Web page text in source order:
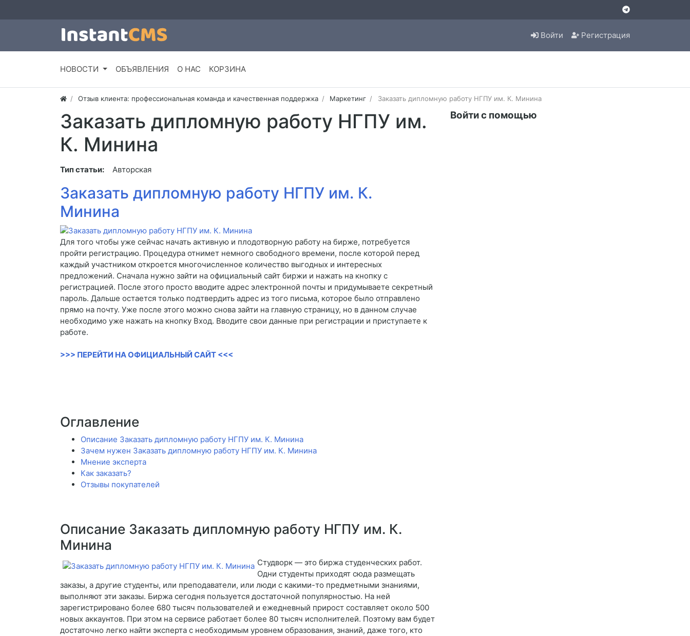
Войти Регистрация
НОВОСТИ ОБЪЯВЛЕНИЯ О НАС КОРЗИНА
Отзыв клиента: профессиональная команда и качественная поддержка Маркетинг Заказать дипломную работу НГПУ им. К. Минина
Заказать дипломную работу НГПУ им.
К. Минина
Тип статьи: Авторская
Заказать дипломную работу НГПУ им. К.
Минина
Для того чтобы уже сейчас начать активную и плодотворную работу на бирже, потребуется
пройти регистрацию. Процедура отнимет немного свободного времени, после которой перед
каждый участником откроется многочисленное количество выгодных и интересных
предложений. Сначала нужно зайти на официальный сайт биржи и нажать на кнопку с
регистрацией. После этого просто вводите адрес электронной почты и придумываете секретный
пароль. Дальше остается только подтвердить адрес из того письма, которое было отправлено
прямо на почту. Уже после этого можно снова зайти на главную страницу, но в данном случае
необходимо уже нажать на кнопку Вход. Вводите свои данные при регистрации и приступаете к
работе.
>>> ПЕРЕЙТИ НА ОФИЦИАЛЬНЫЙ САЙТ <<<
Оглавление
Описание Заказать дипломную работу НГПУ им. К. Минина
Зачем нужен Заказать дипломную работу НГПУ им. К. Минина
Мнение эксперта
Как заказать?
Отзывы покупателей
Описание Заказать дипломную работу НГПУ им. К.
Минина
Студворк — это биржа студенческих работ.
Одни студенты приходят сюда размещать
заказы, а другие студенты, или преподаватели, или люди с какими-то предметными знаниями,
выполняют эти заказы. Биржа сегодня пользуется достаточной популярностью. На ней
зарегистрировано более 680 тысяч пользователей и ежедневный прирост составляет около 500
новых аккаунтов. При этом на сервисе работает более 80 тысяч исполнителей. Поэтому вам будет
достаточно легко найти эксперта с необходимым уровнем образования, знаний, даже того, кто
Войти с помощью